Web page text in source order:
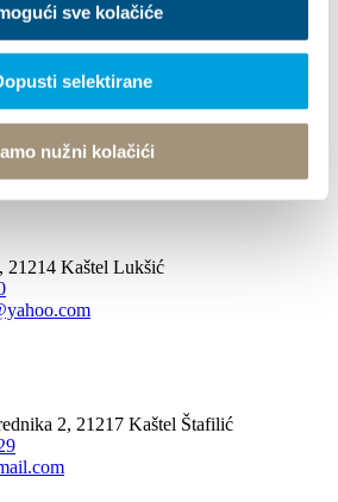
sve kolačiće
selektirane
nužni kolačići
842, 21217 Kaštel Stari
21214 Kaštel Lukšić
2, 21217 Kaštel Štafilić